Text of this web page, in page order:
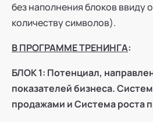
без наполнения блоков ввиду
количеству символов).
В ПРОГРАММЕ ТРЕНИНГА:
БЛОК 1: Потенциал,
показателей бизнеса.
продажами и Система роста